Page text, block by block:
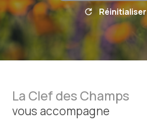
Réinitialiser
La Clef des Champs
vous accompagne